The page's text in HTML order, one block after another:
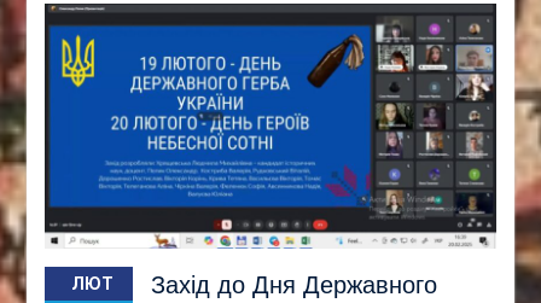
ЛЮТ
Захід до Дня Державного